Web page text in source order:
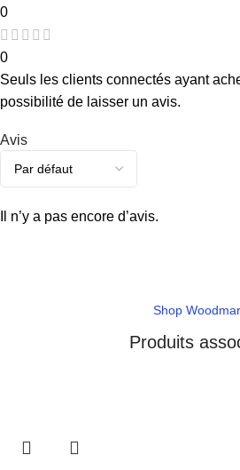
0
0
Avis
Il n’y a pas encore d’avis.
Seuls les clients connectés ayant
possibilité de laisser un avis.
Shop
Produits